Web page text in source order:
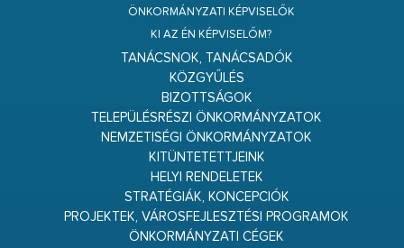
ÖNKORMÁNYZATI KÉPVISELŐK
KI AZ ÉN KÉPVISELŐM?
TANÁCSNOK, TANÁCSADÓK
KÖZGYŰLÉS
BIZOTTSÁGOK
TELEPÜLÉSRÉSZI ÖNKORMÁNYZATOK
NEMZETISÉGI ÖNKORMÁNYZATOK
KITÜNTETETTJEINK
HELYI RENDELETEK
STRATÉGIÁK, KONCEPCIÓK
PROJEKTEK, VÁROSFEJLESZTÉSI PROGRAMOK
ÖNKORMÁNYZATI CÉGEK